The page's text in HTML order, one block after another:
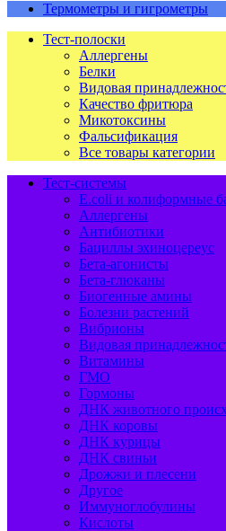
Термометры и гигрометры
Тест-полоски
Аллергены
Белки
Видовая
Качество фритюра
Микотоксины
Фальсификация
Все товары категории
Тест-системы
E.coli и колиформные
Аллергены
Антибиотики
Бациллы эхиноцереус
Бета-агонисты
Бета-глюканы
Биогенные амины
Болезни растений
Вибрионы
Видовая
Витамины
ГМО
Гормоны
ДНК животного
ДНК коровы
ДНК курицы
ДНК свиньи
Дрожжи и плесени
Другое
Иммуноглобулины
Кислоты